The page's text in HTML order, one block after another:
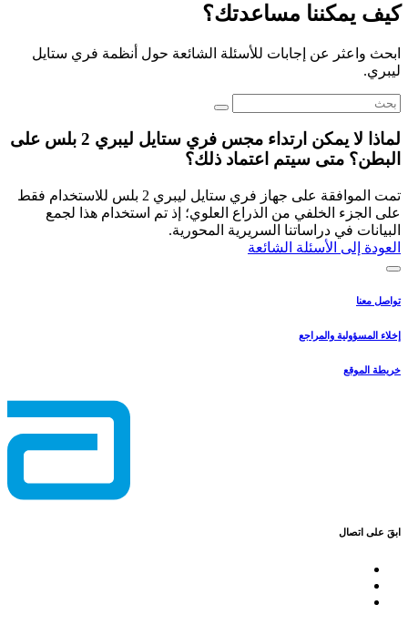
كيف يمكننا مساعدتك؟
ابحث واعثر عن إجابات للأسئلة الشائعة حول أنظمة فري ستايل
ليبري.
لماذا لا يمكن ارتداء مجس فري ستايل ليبري 2 بلس على
البطن؟ متى سيتم اعتماد ذلك؟
تمت الموافقة على جهاز فري ستايل ليبري 2 بلس للاستخدام فقط
على الجزء الخلفي من الذراع العلوي؛ إذ تم استخدام هذا لجمع
البيانات في دراساتنا السريرية المحورية.
العودة إلى الأسئلة الشائعة
تواصل معنا
إخلاء المسؤولية والمراجع
خريطة الموقع
ابقَ على اتصال